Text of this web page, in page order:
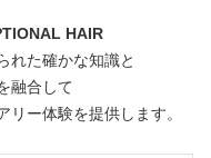
HAIR
れた確かな知識と
融合して
ー体験を提供します。